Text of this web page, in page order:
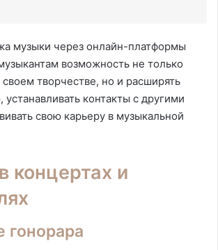
музыки через онлайн-платформы
возможность не только
своем творчестве, но и расширять
контакты с другими
свою карьеру в музыкальной
концертах и
гонорара